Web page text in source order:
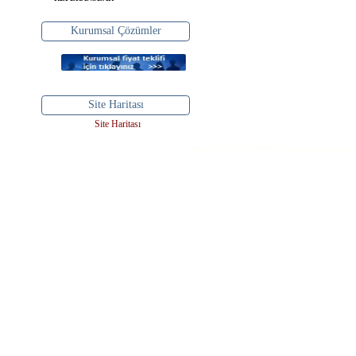
Kurumsal Çözümler
Site Haritası
Site Haritası